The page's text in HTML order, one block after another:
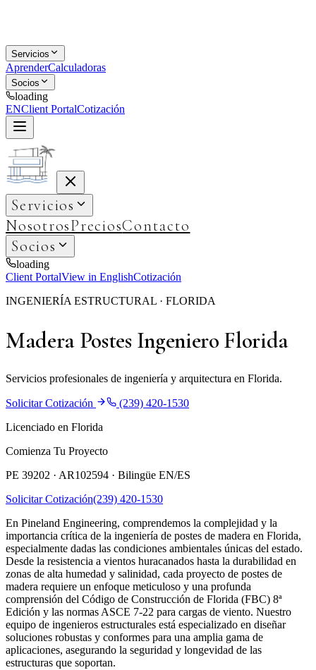
Servicios
AprenderCalculadoras
Socios
loading
ENClient PortalCotización
Servicios
NosotrosPreciosContacto
Socios
loading
Client PortalView in EnglishCotización
INGENIERÍA ESTRUCTURAL · FLORIDA
Madera Postes Ingeniero Florida
Servicios profesionales de ingeniería y arquitectura en Florida.
Solicitar Cotización
(239) 420-1530
Licenciado en Florida
Comienza Tu Proyecto
PE 39202 · AR102594 · Bilingüe EN/ES
Solicitar Cotización(239) 420-1530
En Pineland Engineering, comprendemos la complejidad y la
importancia crítica de la ingeniería de postes de madera en Florida,
especialmente dadas las condiciones ambientales únicas del estado.
Desde la resistencia a vientos huracanados hasta la durabilidad en
zonas de alta humedad y salinidad, cada proyecto de postes de
madera requiere un enfoque meticuloso y una profunda
comprensión del Código de Construcción de Florida (FBC) 8ª
Edición y las normas ASCE 7-22 para cargas de viento. Nuestro
equipo de ingenieros estructurales está especializado en diseñar
soluciones robustas y conformes para una amplia gama de
aplicaciones, asegurando la seguridad y longevidad de las
estructuras que soportan.